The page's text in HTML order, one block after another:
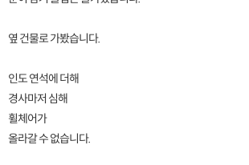
옆 건물로 가봤습니다.
인도 연석에 더해
경사마저 심해
휠체어가
올라갈 수 없습니다.